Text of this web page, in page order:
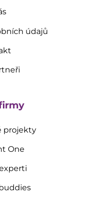
údajů
projekty
One